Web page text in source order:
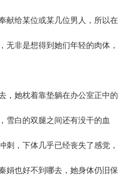
献给某位或某几位男人，所以在
无非是想得到她们年轻的肉体，
她枕着靠垫躺在办公室正中的
雪白的双腿之间还有没干的血
刺，下体几乎已经丧失了感觉，
娟也好不到哪去，她身体仍旧保